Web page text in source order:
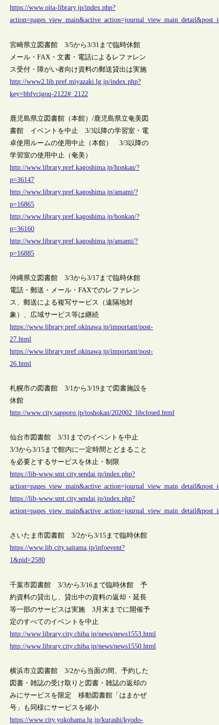
https://www.oita-library.jp/index.php?
宮崎県立図書館 3/5から3/31まで臨時休館
メール・FAX・文書・電話によるレファレン
ス受付・障がい者向け資料の郵送貸出は実施
http://www2.lib.pref.miyazaki.lg.jp/index.php?
key=bbfvcigoq-2122#_2122
鹿児島県立図書館（本館）/鹿児島県立奄美図
書館 イベントを中止 3/3以降の学習室・電
卓使用ルームの使用中止（本館） 3/3以降の
学習室の使用中止（奄美）
http://www.library.pref.kagoshima.jp/honkan/?
p=36147
http://www.library.pref.kagoshima.jp/amami/?
p=16865
http://www.library.pref.kagoshima.jp/honkan/?
p=36160
http://www.library.pref.kagoshima.jp/amami/?
p=16885
沖縄県立図書館 3/3から3/17まで臨時休館
電話・郵送・メール・FAXでのレファレン
ス、郵送による複写サービス（遠隔地対
象）、広域サービス等は継続
https://www.library.pref.okinawa.jp/important/post-
27.html
https://www.library.pref.okinawa.jp/important/post-
26.html
札幌市の図書館 3/1から3/19まで図書施設を
休館
http://www.city.sapporo.jp/toshokan/202002_libclosed.html
仙台市図書館 3/31までのイベントを中止
3/3から3/15まで館内に一定時間とどまること
を必要とするサービスを休止・制限
https://lib-www.smt.city.sendai.jp/index.php?
https://lib-www.smt.city.sendai.jp/index.php?
さいたま市図書館 3/2から3/15まで臨時休館
https://www.lib.city.saitama.jp/infoevent?
1&pid=2580
千葉市図書館 3/3から3/16まで臨時休館 予
約資料の貸出し、貸出中の資料の返却・延長
等一部のサービスは実施 3月末までに開催予
定のすべてのイベントを中止
http://www.library.city.chiba.jp/news/news1553.html
http://www.library.city.chiba.jp/news/news1550.html
横浜市立図書館 3/2から当面の間、予約した
図書・雑誌の受け取りと図書・雑誌の返却の
みにサービスを限定 移動図書館「はまかぜ
号」も同様にサービスを縮小
https://www.city.yokohama.lg.jp/kurashi/kyodo-